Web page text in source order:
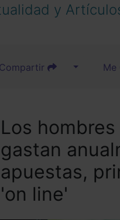
y
Compartir
Los
gastan
apuestas,
'on line'